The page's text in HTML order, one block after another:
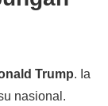
Trump. Ia
nasional.